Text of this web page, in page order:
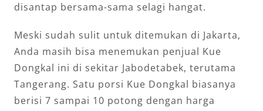
disantap bersama-sama selagi hangat.
Meski sudah sulit untuk ditemukan di Jakarta,
Anda masih bisa menemukan penjual Kue
Dongkal ini di sekitar Jabodetabek, terutama
Tangerang. Satu porsi Kue Dongkal biasanya
berisi 7 sampai 10 potong dengan harga